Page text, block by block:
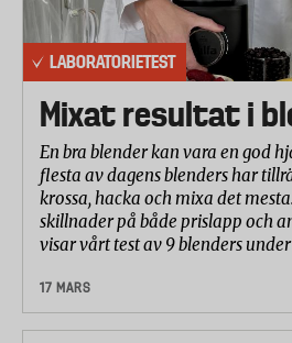
LABORATORIETEST
Mixat resultat i
En bra blender kan vara en god
flesta av dagens blenders har
krossa, hacka och mixa det
skillnader på både prislapp och
visar vårt test av 9 blenders
17 MARS